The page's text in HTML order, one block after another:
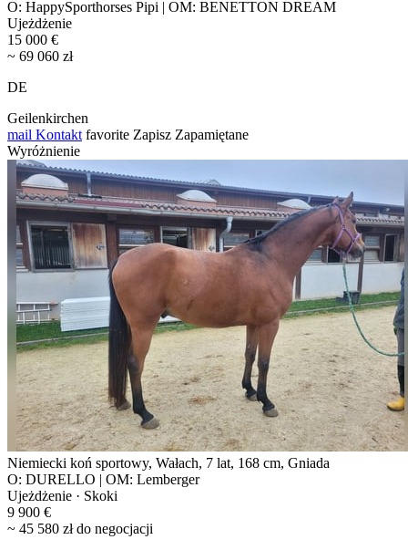
O: HappySporthorses Pipi | OM: BENETTON DREAM
Ujeżdżenie
15 000 €
~ 69 060 zł
DE
Geilenkirchen
mail Kontakt favorite Zapisz Zapamiętane
Wyróżnienie
Niemiecki koń sportowy, Wałach, 7 lat, 168 cm, Gniada
O: DURELLO | OM: Lemberger
Ujeżdżenie · Skoki
9 900 €
~ 45 580 zł do negocjacji